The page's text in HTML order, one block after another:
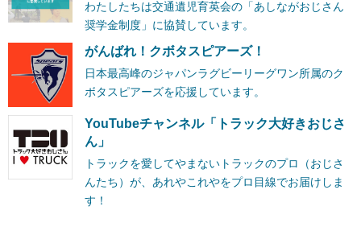
わたしたちは交通遺児育英会の「あしながおじさん
奨学金制度」に協賛しています。
がんばれ！クボタスピアーズ！
日本最高峰のジャパンラグビーリーグワン所属のク
ボタスピアーズを応援しています。
YouTubeチャンネル「トラック大好きおじさ
ん」
トラックを愛してやまないトラックのプロ（おじさ
んたち）が、あれやこれやをプロ目線でお届けしま
す！